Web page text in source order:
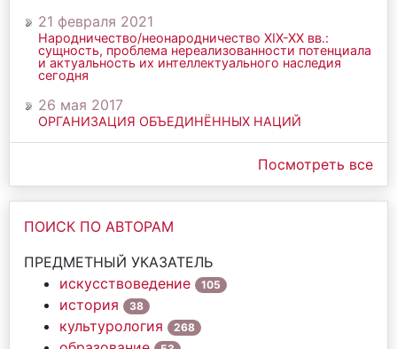
21 февраля 2021
Народничество/неонародничество ХIХ-ХХ вв.:
сущность, проблема нереализованности потенциала
и актуальность их интеллектуального наследия
сегодня
26 мая 2017
ОРГАНИЗАЦИЯ ОБЪЕДИНЁННЫХ НАЦИЙ
Посмотреть все
ПОИСК ПО АВТОРАМ
ПРЕДМЕТНЫЙ УКАЗАТЕЛЬ
искусствоведение
105
история 38
культурология 268